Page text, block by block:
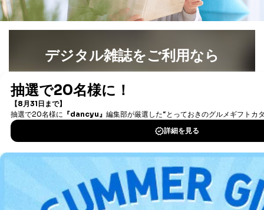
の通知を求められた場合には、遅滞なくこれに応じま
す。ただし、以下①～④のいずれかに該当する場合は、
利用目的の通知を行なうことはできません。そのとき
説明させていただきます。
害するおそれがある場合
②利用目的を本人に通知し、又は公表することによって
当該事業者の権利又は正当な利益を害するおそれがある
③国の機関又は地方公共団体が法令の定める事務を遂行
用目的を本人に通知し、又は公表することによって当該
事務の遂行に支障を及ぼすおそれがあるとき
④開示対象個人情報の利用目的が明らかな場合
開示対象個人情報については、保有個人データの本人ま
デジタル雑誌をご利用なら
書籍）が無料で読み放題！
DOWNLOAD FOR IOS
DOWNLOAD FOR ANDROID
ご利用方法はこちら